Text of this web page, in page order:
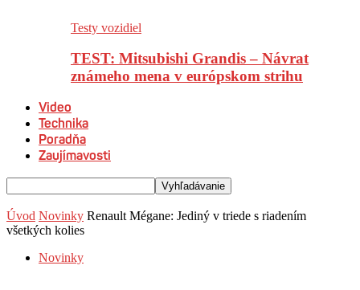
Testy vozidiel
TEST: Mitsubishi Grandis – Návrat
známeho mena v európskom strihu
Video
Technika
Poradňa
Zaujímavosti
Úvod Novinky Renault Mégane: Jediný v triede s riadením
všetkých kolies
Novinky